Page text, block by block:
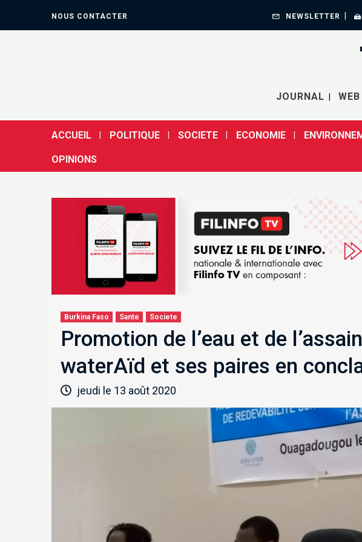
NOUS CONTACTER NEWSLETTER
JOURNAL
ACCUEIL POLITIQUE SOCIETE ECONOMIE
OPINIONS
Burkina Faso Sante Societe
Promotion de l’eau et de
waterAïd et ses paires en
jeudi le 13 août 2020